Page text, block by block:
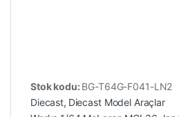
Stok kodu: BG-T64G-F041-LN2
Diecast, Diecast Model Araçlar